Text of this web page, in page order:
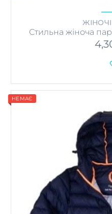
Стильна жіноча
НЕМАЄ